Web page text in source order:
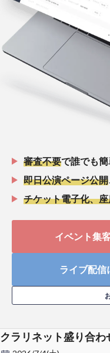
審査不要で誰でも
即日公演ページ公開
チケット電子化、
イベント集
ライブ配信
クラリネット盛り合